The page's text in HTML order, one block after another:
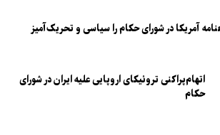
آمریکا در شورای حکام را سیاسی و تحریک‌آمیز
اتهام‌پراکنی تروئیکای اروپایی علیه ایران در شورای
حکام